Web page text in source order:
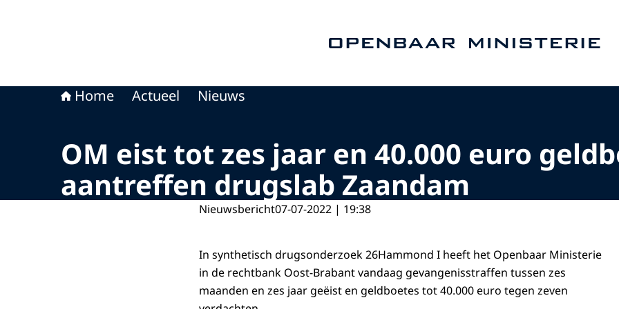
Home Actueel Nieuws
OM eist tot zes jaar en 40.000 euro
aantreffen drugslab Zaandam
Nieuwsbericht07-07-2022 | 19:38
In synthetisch drugsonderzoek 26Hammond I heeft het Openbaar Ministerie
in de rechtbank Oost-Brabant vandaag gevangenisstraffen tussen zes
maanden en zes jaar geëist en geldboetes tot 40.000 euro tegen zeven